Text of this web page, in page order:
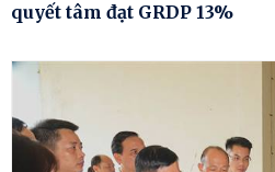
quyết tâm đạt GRDP 13%